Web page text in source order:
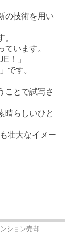
の技術を用い
います。
！」
です。
ことで試写さ
晴らしいひと
壮大なイメー
ション売却...